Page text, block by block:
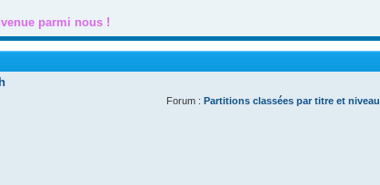
parmi nous !
Forum : Partitions classées par titre et niveau